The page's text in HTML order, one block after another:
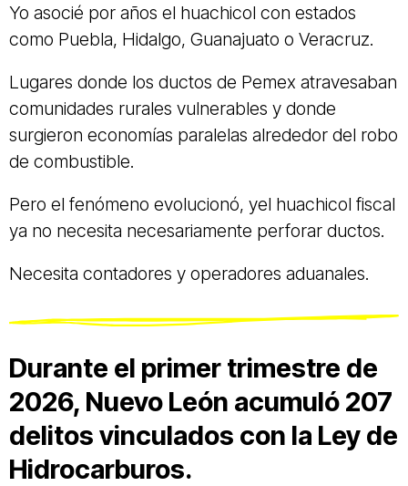
Yo asocié por años el huachicol con estados
como Puebla, Hidalgo, Guanajuato o Veracruz.
Lugares donde los ductos de Pemex atravesaban
comunidades rurales vulnerables y donde
surgieron economías paralelas alrededor del robo
de combustible.
Pero el fenómeno evolucionó, yel huachicol fiscal
ya no necesita necesariamente perforar ductos.
Necesita contadores y operadores aduanales.
Durante el primer trimestre de
2026, Nuevo León acumuló 207
delitos vinculados con la Ley de
Hidrocarburos.